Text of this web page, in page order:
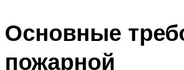
Основные
пожарной